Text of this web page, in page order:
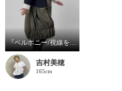
『ベルポニー/視線を集める大人の遊びを装う』
吉村美穂
165cm